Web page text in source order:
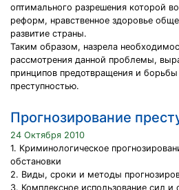
оптимального разрешения которой
реформ, нравственное здоровье
развитие страны.
Таким образом, назрела
рассмотрения данной проблемы,
принципов предотвращения и борьбы
преступностью.
Прогнозирование
24 Октября 2010
1. Криминологическое
обстановки
2. Виды, сроки и методы
3. Комплексное использование сил и